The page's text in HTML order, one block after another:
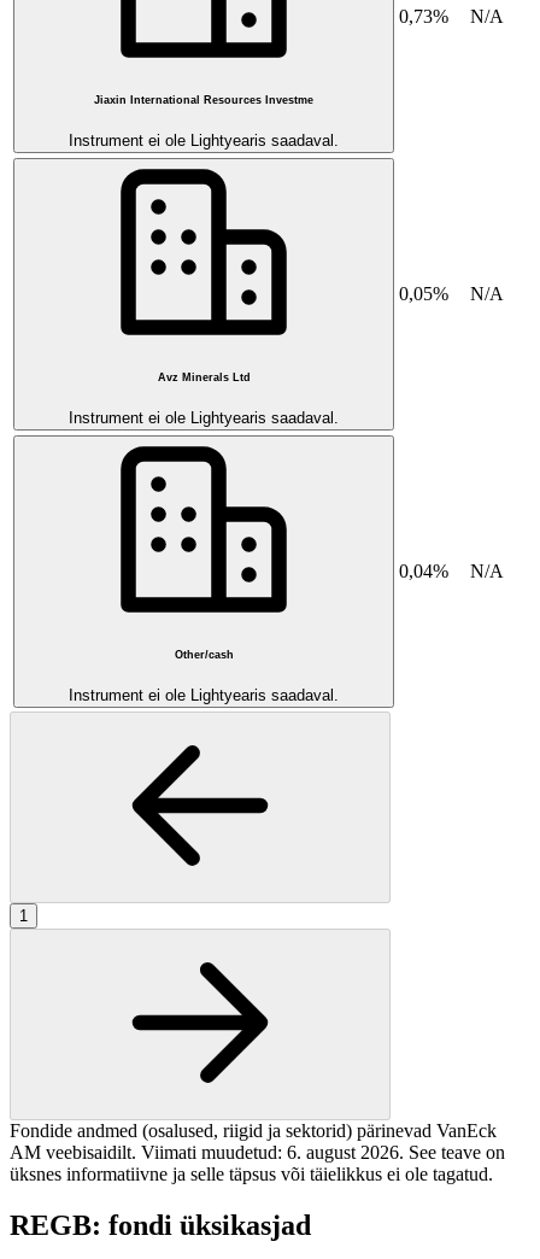
Jiaxin International Resources Investme
Instrument ei ole Lightyearis saadaval.
0,73% N/A
Avz Minerals Ltd
Instrument ei ole Lightyearis saadaval.
0,05% N/A
Other/cash
Instrument ei ole Lightyearis saadaval.
0,04% N/A
1
Fondide andmed (osalused, riigid ja sektorid) pärinevad VanEck
AM veebisaidilt. Viimati muudetud: 6. august 2026. See teave on
üksnes informatiivne ja selle täpsus või täielikkus ei ole tagatud.
REGB: fondi üksikasjad